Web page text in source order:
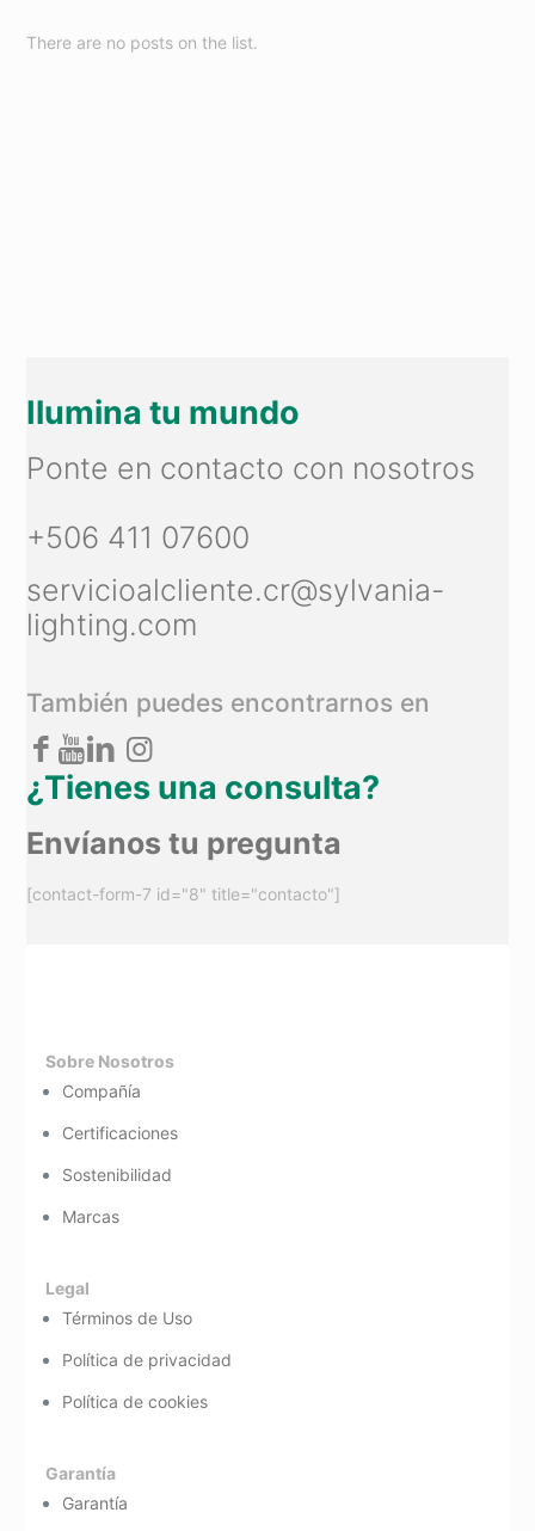
There are no posts on the list.
Ilumina tu mundo
Ponte en contacto con nosotros
+506 411 07600
servicioalcliente.cr@sylvania-
lighting.com
También puedes encontrarnos en
¿Tienes una consulta?
Envíanos tu pregunta
[contact-form-7 id="8" title="contacto"]
Sobre Nosotros
Compañía
Certificaciones
Sostenibilidad
Marcas
Legal
Términos de Uso
Política de privacidad
Política de cookies
Garantía
Garantía